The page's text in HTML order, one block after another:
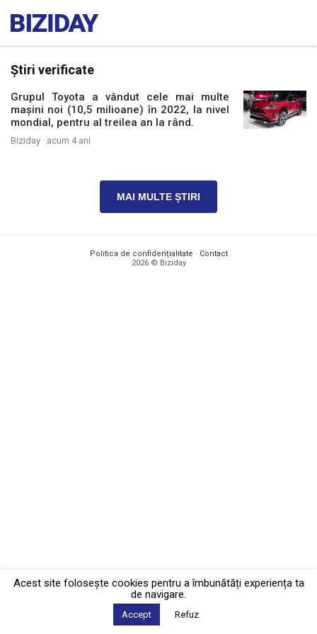
Știri verificate
Grupul Toyota a vândut cele mai multe
mașini noi (10,5 milioane) în 2022, la nivel
mondial, pentru al treilea an la rând.
Biziday · acum 4 ani
MAI MULTE ȘTIRI
Politica de confidențialitate · Contact
2026 © Biziday
Acest site foloseşte cookies pentru a îmbunătăți experiența ta
de navigare.
Accept Refuz